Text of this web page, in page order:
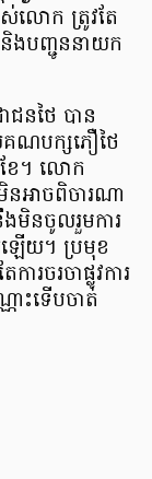
លោក ត្រូវតែ
បញ្ជូននាយក
ជនថៃ បាន
ណបក្សភឿថៃ
ខែ។ លោក
អាចពិចារណា
មិនចូលរួមការ
ឡើយ។ ប្រមុខ
រចរចាផ្លូវការ
ោះទើបចាត់